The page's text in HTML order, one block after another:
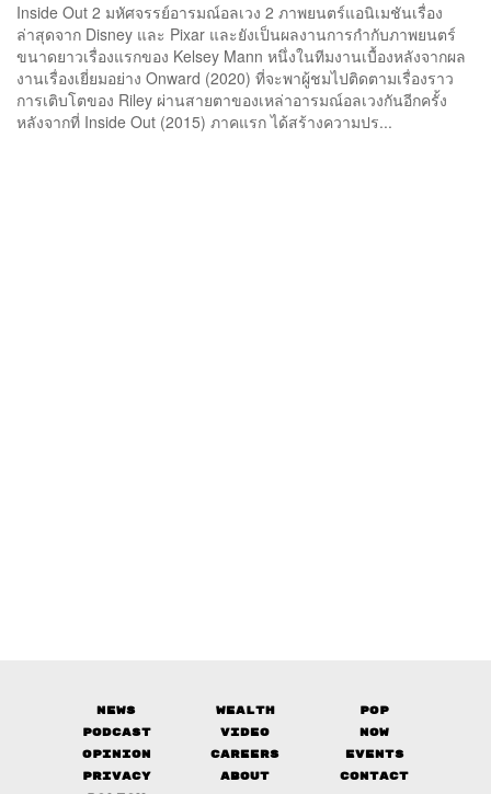
Inside Out 2 มหัศจรรย์อารมณ์อลเวง 2 ภาพยนตร์แอนิเมชันเรื่อง
ล่าสุดจาก Disney และ Pixar และยังเป็นผลงานการกำกับภาพยนตร์
ขนาดยาวเรื่องแรกของ Kelsey Mann หนึ่งในทีมงานเบื้องหลังจากผล
งานเรื่องเยี่ยมอย่าง Onward (2020) ที่จะพาผู้ชมไปติดตามเรื่องราว
การเติบโตของ Riley ผ่านสายตาของเหล่าอารมณ์อลเวงกันอีกครั้ง
หลังจากที่ Inside Out (2015) ภาคแรก ได้สร้างความปร...
News Wealth
Pop
Podcast
Video
Now
Opinion
Careers
Events
Privacy
About Contact